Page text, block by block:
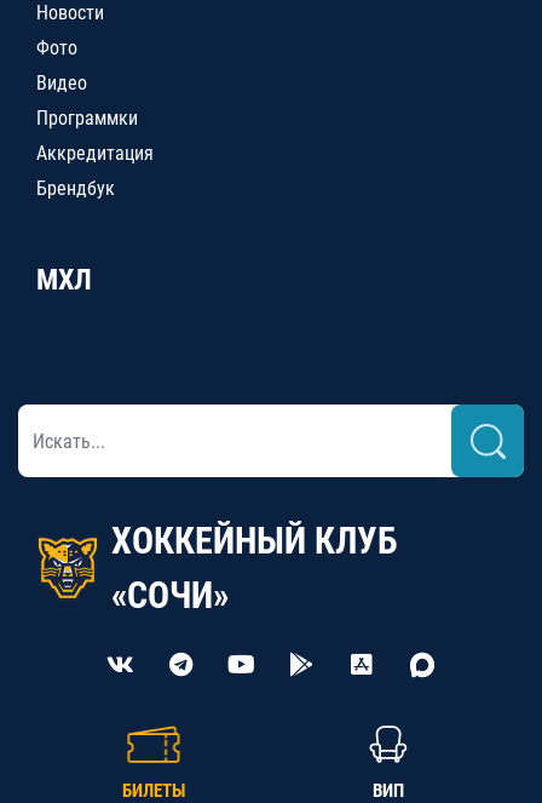
Новости
Фото
Видео
Программки
Аккредитация
Брендбук
МХЛ
ХОККЕЙНЫЙ КЛУБ
«СОЧИ»
БИЛЕТЫ ВИП